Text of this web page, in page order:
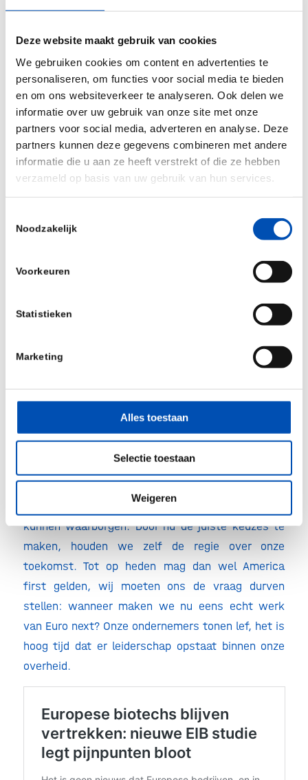
Deze website maakt gebruik van cookies
We gebruiken cookies om content en advertenties te
personaliseren, om functies voor social media te bieden
en om ons websiteverkeer te analyseren. Ook delen we
informatie over uw gebruik van onze site met onze
partners voor social media, adverteren en analyse. Deze
partners kunnen deze gegevens combineren met andere
informatie die u aan ze heeft verstrekt of die ze hebben
verzameld op basis van uw gebruik van hun services.
Noodzakelijk
Voorkeuren
Statistieken
Marketing
Alles toestaan
Selectie toestaan
Weigeren
begeleiding: “We moeten bedrijven door de hele
goedwerkende kapitaalmarkt is essentieel voor
een aantrekkelijk ondernemingsklimaat. Als je het
bedrijfsleven als pinautomaat gebruikt,
verslechter je het vestigingsklimaat.” Toch ziet
hollandbio dat er meer nodig is. Nederlandse
bedrijven kiezen vooral voor de VS vanwege hun
hogere risicobereidheid, investeerders met
diepere zakken en meer kennis rondom biotech.
dus.
Willen we een ijzersterk innovatieklimaat, dan is
het essentieel om biotech nu de ruimte te geven
om te floreren. Nederland is groot geworden door
te doen, niet door af te wachten. Dit is het
moment om vooruitgang te blijven omarmen:
investeren in slimme oplossingen, bouwen op
onze kracht en ruimte geven aan knappe koppen.
Zo blijven we onafhankelijk van landen zoals China
en Rusland, en zijn we niet afhankelijk van de
grillen van vijandige leiders met autocratische
trekken in landen waarvan het onzeker is of ze in
de toekomst nog hun democratische rechtsstaat
kunnen waarborgen. Door nu de juiste keuzes te
maken, houden we zelf de regie over onze
toekomst. Tot op heden mag dan wel America
first gelden, wij moeten ons de vraag durven
stellen: wanneer maken we nu eens echt werk
van Euro next? Onze ondernemers tonen lef, het is
hoog tijd dat er leiderschap opstaat binnen onze
overheid.